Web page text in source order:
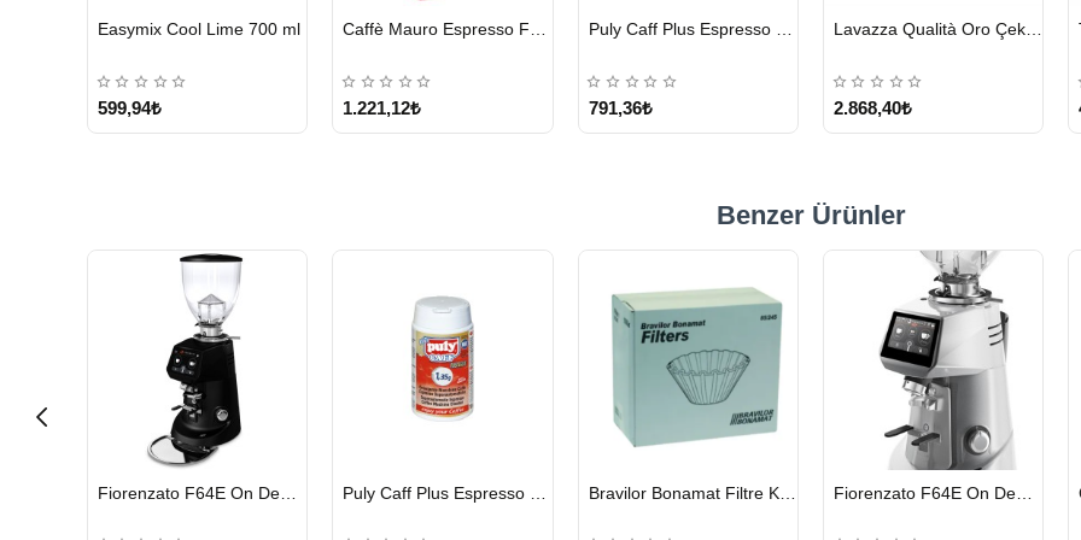
GÖNDERİ
illy Classico Orta Kavrulmuş Çekirdek Kahve 250 G
691,85₺
HIZLI
GÖNDERİ
Kurukahveci Mehmet Efendi Türk Kahvesi 500 G
499,95₺
HIZLI
GÖNDERİ
Motta Süt Potu Tulip Mavi 500 ml
1.276,80₺
GÖNDERİ
Lavazza Crema E Gusto Filtre Kahve 250 G X 4
1.328,15₺
Benzer Ürünler
GÖNDERİ
Fiorenzato F64E On Demand Kahve Değirmeni, Siyah
GÖNDERİ
GÖNDERİ
Bravilor Bonamat Filtre Kağıdı 85/245 MM 1000 Adet
GÖNDERİ
Fiorenzato F64E On Demand Kahve Değirmeni – Gri